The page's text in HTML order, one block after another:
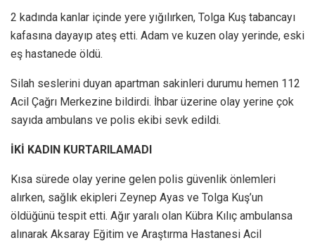
2 kadında kanlar içinde yere yığılırken, Tolga Kuş tabancayı
kafasına dayayıp ateş etti. Adam ve kuzen olay yerinde, eski
eş hastanede öldü.
Silah seslerini duyan apartman sakinleri durumu hemen 112
Acil Çağrı Merkezine bildirdi. İhbar üzerine olay yerine çok
sayıda ambulans ve polis ekibi sevk edildi.
İKİ KADIN KURTARILAMADI
Kısa sürede olay yerine gelen polis güvenlik önlemleri
alırken, sağlık ekipleri Zeynep Ayas ve Tolga Kuş’un
öldüğünü tespit etti. Ağır yaralı olan Kübra Kılıç ambulansa
alınarak Aksaray Eğitim ve Araştırma Hastanesi Acil